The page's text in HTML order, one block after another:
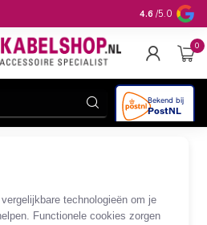
technologieën om je
Functionele cookies zorgen
4.6 /5.0
0
HDMI
HDMI